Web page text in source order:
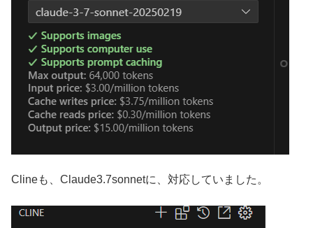
Clineも、Claude3.7sonnetに、対応していました。